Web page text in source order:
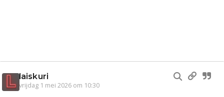
laiskuri
vrijdag 1 mei 2026 om 10:30